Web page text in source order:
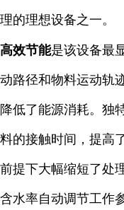
理的理想设备之一。
高效节能是该设备最
动路径和物料运动轨
降低了能源消耗。独
料的接触时间，提高
前提下大幅缩短了处
含水率自动调节工作